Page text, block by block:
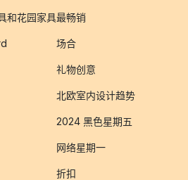
和花园家具最畅销
场合
礼物创意
北欧室内设计趋势
2024 黑色星期五
网络星期一
折扣